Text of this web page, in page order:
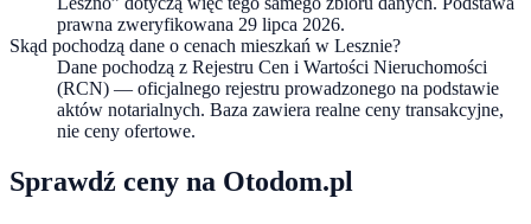
prawna zweryfikowana 29 lipca 2026.
Skąd pochodzą dane o cenach mieszkań w Lesznie?
Dane pochodzą z Rejestru Cen i Wartości Nieruchomości
(RCN) — oficjalnego rejestru prowadzonego na podstawie
aktów notarialnych. Baza zawiera realne ceny transakcyjne,
nie ceny ofertowe.
Sprawdź ceny na Otodom.pl